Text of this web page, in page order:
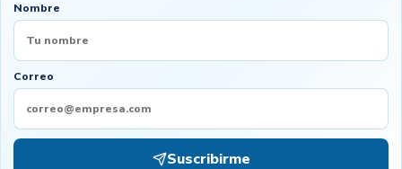
Nombre
Correo
Suscribirme